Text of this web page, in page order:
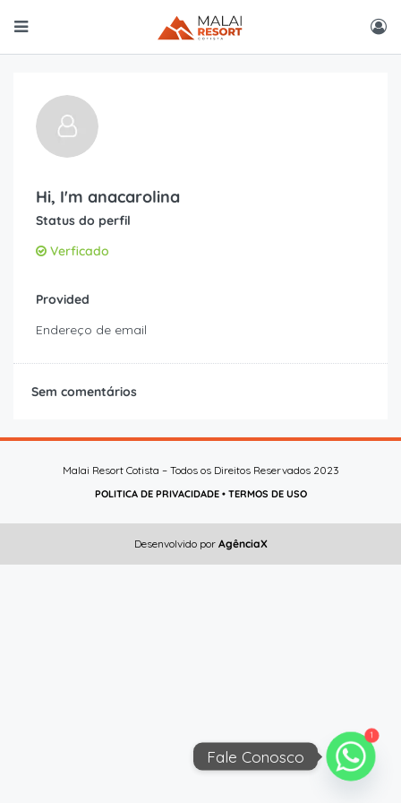
Hi, I'm anacarolina
Status do perfil
Verficado
Provided
Endereço de email
Sem comentários
Malai Resort Cotista – Todos os Direitos Reservados 2023
POLITICA DE PRIVACIDADE• TERMOS DE USO
Desenvolvido porAgênciaX
1
Fale Conosco